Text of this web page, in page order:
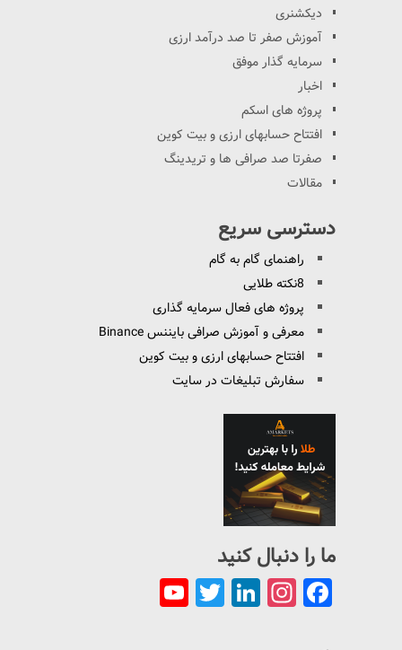
دیکشنری
آموزش صفر تا صد درآمد ارزی
سرمایه گذار موفق
اخبار
پروژه های اسکم
افتتاح حسابهای ارزی و بیت کوین
صفرتا صد صرافی ها و تریدینگ
مقالات
دسترسی سریع
راهنمای گام به گام
8نکته طلایی
پروژه های فعال سرمایه گذاری
معرفی و آموزش صرافی بایننس Binance
افتتاح حسابهای ارزی و بیت کوین
سفارش تبلیغات در سایت
ما را دنبال کنید
Facebook
Instagram
LinkedIn
Twitter
YouTube
Channel